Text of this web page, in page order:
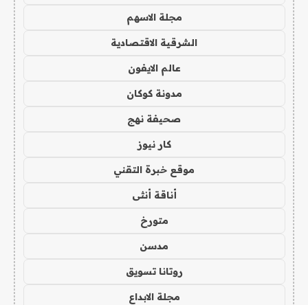
مجلة الاسهم
الشرقية الاقتصادية
عالم الايفون
مدونة كوكان
صحيفة نهج
كار نيوز
موقع خبرة التقني
أناقة أنثى
متورخ
مدسن
روتانا تسويق
مجلة الابداع